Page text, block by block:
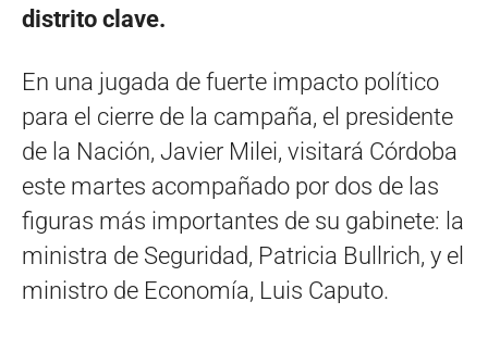
distrito clave.
En una jugada de fuerte impacto político
para el cierre de la campaña, el presidente
de la Nación, Javier Milei, visitará Córdoba
este martes acompañado por dos de las
figuras más importantes de su gabinete: la
ministra de Seguridad, Patricia Bullrich, y el
ministro de Economía, Luis Caputo.